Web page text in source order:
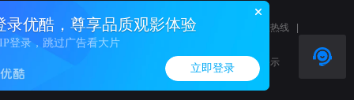
录优酷，尊享品质观影体验
登录，跳过广告看大片
立即登录
报警服务
北京互联网举报中心
北京12345文化市场举报热线
、邮箱youkujubao@service.alibaba.com
廉正举报邮箱：wenyulianzheng@alibaba-inc.com
算法公示